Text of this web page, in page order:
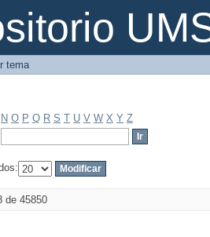
tema
N O P Q R S T U V W X Y Z
de 45850